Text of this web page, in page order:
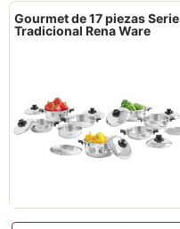
Gourmet de 17 piezas Serie
Tradicional Rena Ware